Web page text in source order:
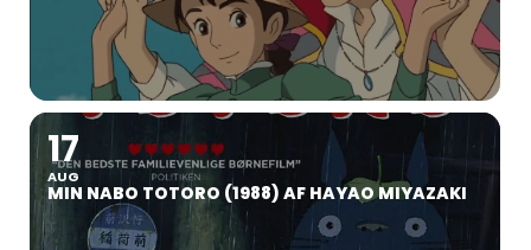
17
AUG
MIN NABO TOTORO (1988) AF HAYAO MIYAZAKI